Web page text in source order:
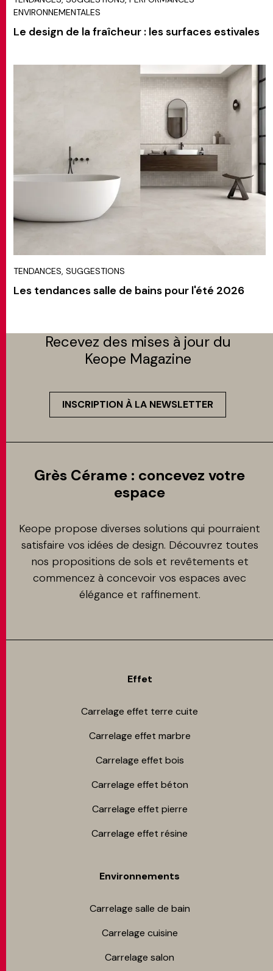
ENVIRONNEMENTALES
Le design de la fraîcheur : les surfaces estivales
TENDANCES, SUGGESTIONS
Les tendances salle de bains pour l'été 2026
Recevez des mises à jour du
Keope Magazine
INSCRIPTION À LA NEWSLETTER
Grès Cérame : concevez votre
espace
Keope propose diverses solutions qui pourraient
satisfaire vos idées de design. Découvrez toutes
nos propositions de sols et revêtements et
commencez à concevoir vos espaces avec
élégance et raffinement.
Effet
Carrelage effet terre cuite
Carrelage effet marbre
Carrelage effet bois
Carrelage effet béton
Carrelage effet pierre
Carrelage effet résine
Environnements
Carrelage salle de bain
Carrelage cuisine
Carrelage salon